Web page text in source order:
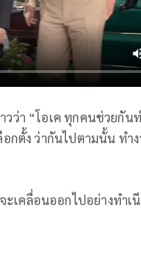
ว่า “โอเค ทุกคนช่วยกัน
อกตั้ง ว่ากันไปตามนั้น ทำ
เคลื่อนออกไปอย่างทำเ